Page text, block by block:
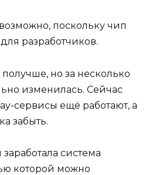
поскольку чип
разработчиков.
но за несколько
изменилась. Сейчас
сервисы ещё работают, а
забыть.
система
которой можно